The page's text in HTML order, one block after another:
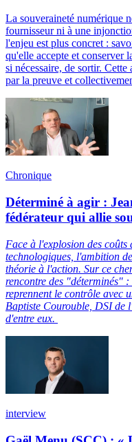
La souveraineté numérique
fournisseur ni à une
l'enjeu est plus concret :
qu'elle accepte et conserver
si nécessaire, de sortir.
par la preuve et
Chronique
Déterminé à agir :
fédérateur qui allie
Face à l'explosion des coûts
technologiques, l'ambition
théorie à l'action. Sur ce
rencontre des "déterminés"
reprennent le contrôle avec
Baptiste Courouble, DSI de
d'entre eux.
interview